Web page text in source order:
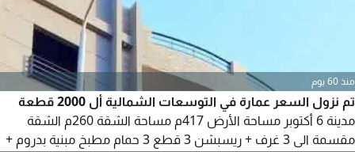
منذ 60 يوم
تم نزول السعر عمارة في التوسعات الشمالية أل 2000 قطعة
مدينة 6 أكتوبر مساحة الأرض 417م مساحة الشقة 260م الشقة
مقسمة الى 3 غرف + ريسبشن 3 قطع 3 حمام مطبخ مبنية بدروم +